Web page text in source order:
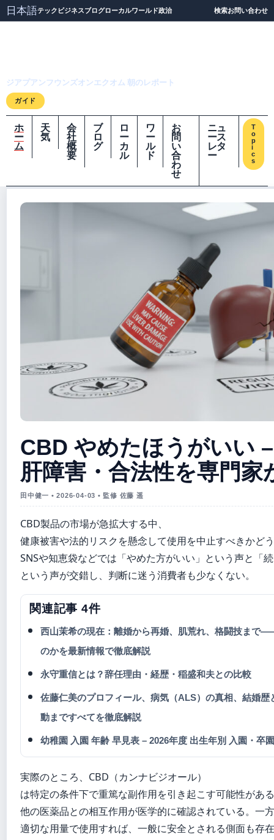
日本語テック ビジネスブログローカルワールド政治 検索お問い合わせ
ジアプアンフウンズオンエクオム 朝のレポート
ガイド
ホ
ー
ム
天
気
会
社
概
要
ブ
ロ
グ
ロ
ー
カ
ル
ワ
ー
ル
ド
お
問
い
合
わ
せ
ニュ
ース
レタ
ー
T
o
p
i
c
s
CBD やめたほうがいい
肝障害・合法性を専門家
田中健一 • 2026-04-03 • 監修 佐藤 遥
CBD製品の市場が急拡大する中、
健康被害や法的リスクを懸念して使用を中止すべきかど
SNSや知恵袋などでは「やめた方がいい」という声と「
という声が交錯し、判断に迷う消費者も少なくない。
関連記事 4件
西山茉希の現在：離婚から再婚、肌荒れ、格闘技まで
のかを最新情報で徹底解説
永守重信とは？辞任理由・経歴・稲盛和夫との比較
佐藤仁美のプロフィール、病気（ALS）の真相、結婚歴
動まですべてを徹底解説
幼稚園 入園 年齢 早見表 – 2026年度 出生年別 入園・卒
実際のところ、CBD（カンナビジオール）
は特定の条件下で重篤な副作用を引き起こす可能性があ
他の医薬品との相互作用が医学的に確認されている。一
適切な用量で使用すれば、一般に安全とされる側面も存